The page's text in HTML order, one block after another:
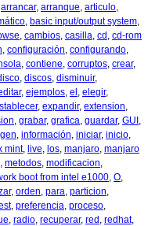
arrancar, arranque, articulo,
, basic input/output system,
, cambios, casilla, cd , cd-rom
, configuración, configurando,
, contiene, corruptos, crear,
, discos, disminuir,
, ejemplos, el , elegir,
, expandir, extension,
, grabar, grafica, guardar, GUI ,
, información, iniciar, inicio,
mint, live, los, manjaro, manjaro
, metodos, modificacion,
boot from intel e1000, O,
, orden, para, particion,
, preferencia, proceso,
, radio, recuperar, red , redhat,